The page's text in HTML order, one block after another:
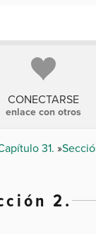
CONECTARSE
enlace con otros
31.
2.